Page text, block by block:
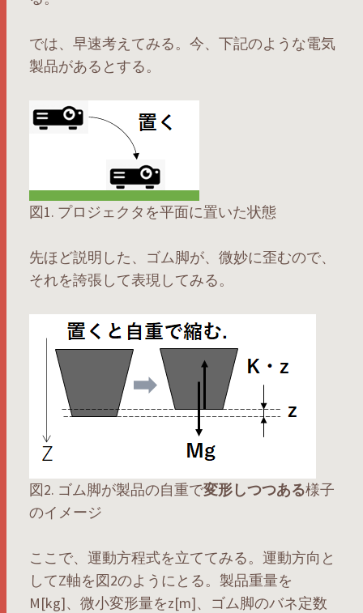
では、早速考えてみる。今、下記のような電気
製品があるとする。
図1. プロジェクタを平面に置いた状態
先ほど説明した、ゴム脚が、微妙に歪むので、
それを誇張して表現してみる。
図2. ゴム脚が製品の自重で変形しつつある様子
のイメージ
ここで、運動方程式を立ててみる。運動方向と
してZ軸を図2のようにとる。製品重量を
M[kg]、微小変形量をz[m]、ゴム脚のバネ定数